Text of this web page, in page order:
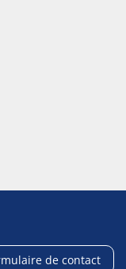
de contact